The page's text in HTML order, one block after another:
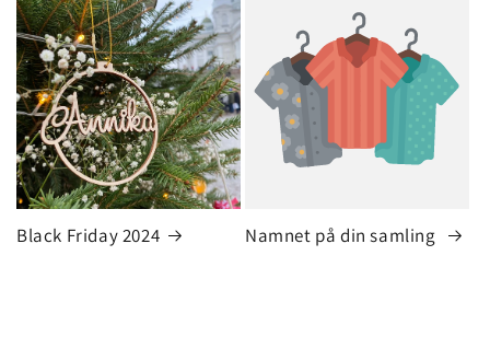
Black Friday 2024 Namnet på din samling